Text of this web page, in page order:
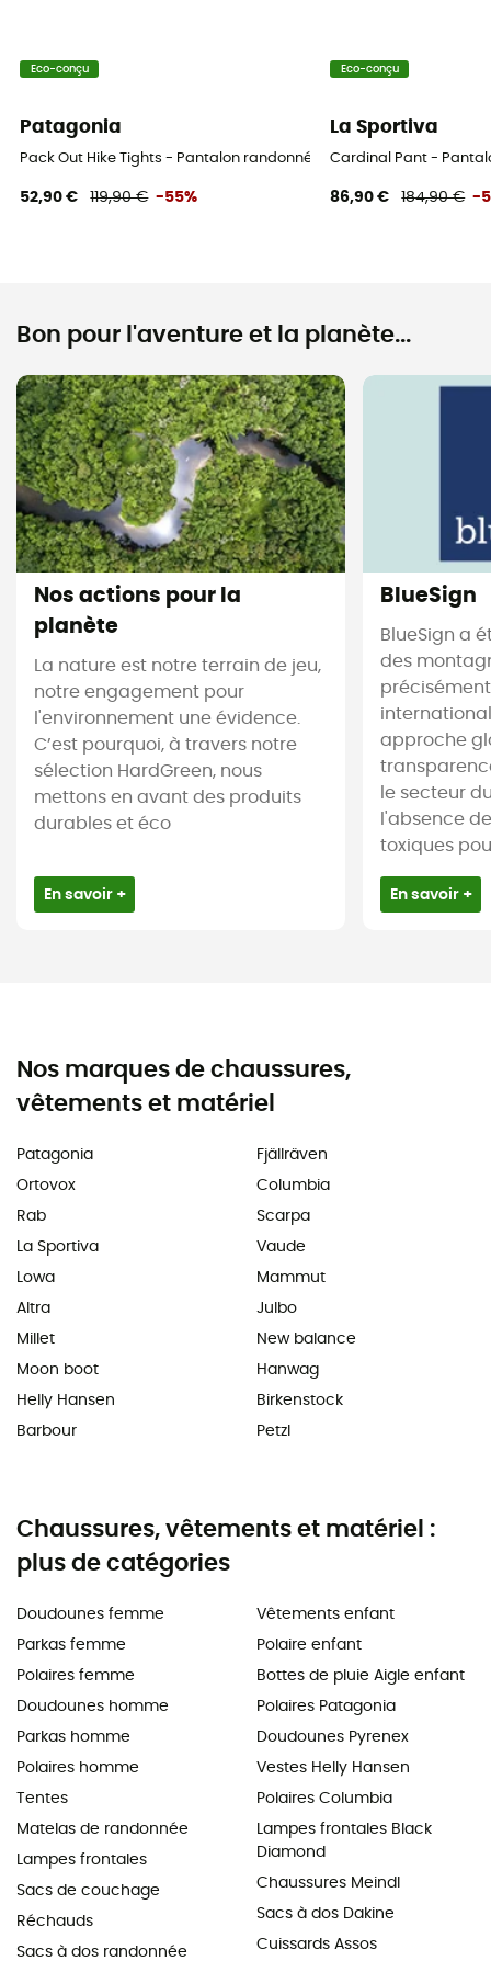
Eco-conçu
Patagonia
Pack Out Hike Tights - Pantalon randonnée femme
52,90 € 119,90 € -55%
Eco-conçu
La Sportiva
Cardinal Pant -
86,90 € 184,90 € -
Bon pour l'aventure et la planète...
Nos actions pour la
planète
La nature est notre terrain de jeu,
notre engagement pour
l'environnement une évidence.
C’est pourquoi, à travers notre
sélection HardGreen, nous
mettons en avant des produits
durables et éco
En savoir +
BlueSign
BlueSign a
des
approche
le secteur
l'absence
toxiques
En savoir +
Nos marques de chaussures,
vêtements et matériel
Patagonia
Ortovox
Rab
La Sportiva
Lowa
Altra
Millet
Moon boot
Helly Hansen
Barbour
Fjällräven
Columbia
Scarpa
Vaude
Mammut
Julbo
New balance
Hanwag
Birkenstock
Petzl
Chaussures, vêtements et matériel :
plus de catégories
Doudounes femme
Parkas femme
Polaires femme
Doudounes homme
Parkas homme
Polaires homme
Tentes
Matelas de randonnée
Lampes frontales
Sacs de couchage
Réchauds
Sacs à dos randonnée
Vêtements enfant
Polaire enfant
Bottes de pluie Aigle enfant
Polaires Patagonia
Doudounes Pyrenex
Vestes Helly Hansen
Polaires Columbia
Lampes frontales Black
Diamond
Chaussures Meindl
Sacs à dos Dakine
Cuissards Assos